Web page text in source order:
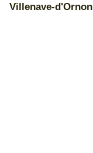
Villenave-d'Ornon